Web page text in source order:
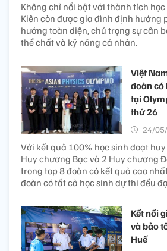
Không chỉ nổi bật với thành tích
Kiên còn được gia đình định hướng
hướng toàn diện, chú trọng sự cân
thể chất và kỹ năng cá nhân.
Việt
đoàn có
tại
thứ 26
24/
Với kết quả 100% học sinh đoạt
Huy chương Bạc và 2 Huy chương
trong top 8 đoàn có kết quả cao
đoàn có tất cả học sinh dự thi đều
Kết nối
và bảo
Huế